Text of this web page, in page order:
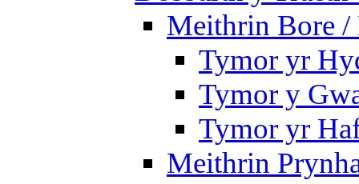
Meithrin Bore
Tymor yr
Tymor y
Tymor yr
Meithrin